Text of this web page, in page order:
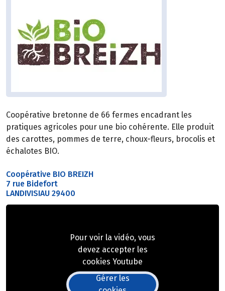
Coopérative bretonne de 66 fermes encadrant les
pratiques agricoles pour une bio cohérente. Elle produit
des carottes, pommes de terre, choux-fleurs, brocolis et
échalotes BIO.
Coopérative BIO BREIZH
7 rue Bidefort
LANDIVISIAU 29400
Pour voir la vidéo, vous
devez accepter les
cookies Youtube
Gérer les